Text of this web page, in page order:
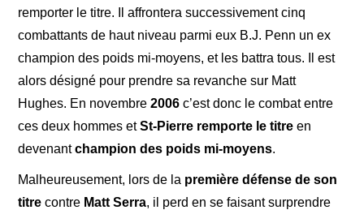
remporter le titre. Il affrontera successivement cinq
combattants de haut niveau parmi eux B.J. Penn un ex
champion des poids mi-moyens, et les battra tous. Il est
alors désigné pour prendre sa revanche sur Matt
Hughes. En novembre2006 c’est donc le combat entre
ces deux hommes etSt-Pierre remporte le titre en
devenantchampion des poids mi-moyens.
Malheureusement, lors de la première défense de son
titre contre Matt Serra, il perd en se faisant surprendre